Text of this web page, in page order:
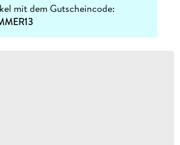
mit dem Gutscheincode: